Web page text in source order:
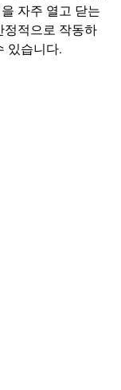
자주 열고 닫는
정적으로 작동하
있습니다.